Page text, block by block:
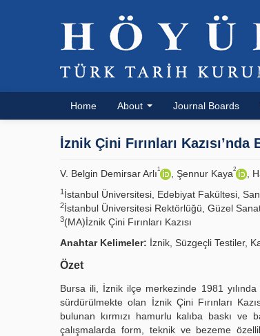
Home About Journal Boards
İznik Çini Fırınları
V. Belgin Demirsar Arlı1 , Şennur Kaya2 ,
1 İstanbul Üniversitesi, Edebiyat Fakültesi,
2İstanbul Üniversitesi Rektörlüğü, Güzel
3(MA)İznik Çini Fırınları Kazısı
Anahtar Kelimeler: İznik, Süzgeçli Testiler,
Özet
Bursa ili, İznik ilçe merkezinde 1981
sürdürülmekte olan İznik Çini Fırınları
bulunan kırmızı hamurlu kalıba baskı
çalışmalarda form, teknik ve bezeme